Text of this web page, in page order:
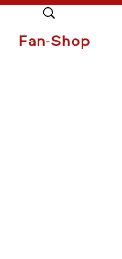
Fan-Shop